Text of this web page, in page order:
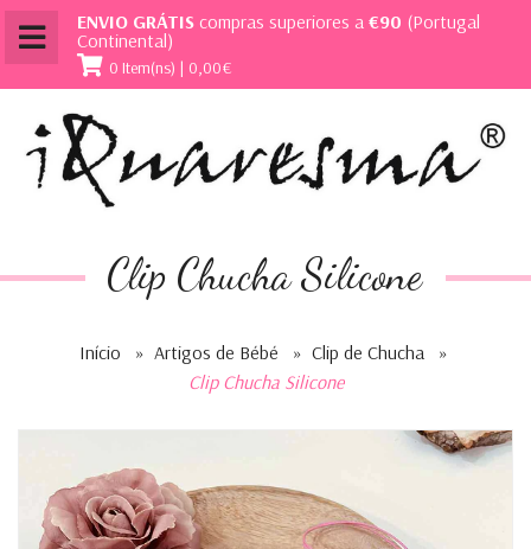
ENVIO GRÁTIS compras superiores a €90 (Portugal
Continental)
0 Item(ns) | 0,00€
Clip Chucha Silicone
Início » Artigos de Bébé » Clip de Chucha
»
Clip Chucha Silicone